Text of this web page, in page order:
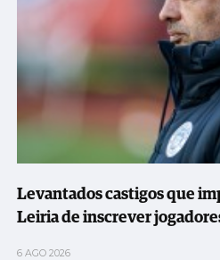
Levantados castigos que
Leiria de inscrever
6 AGO 2026